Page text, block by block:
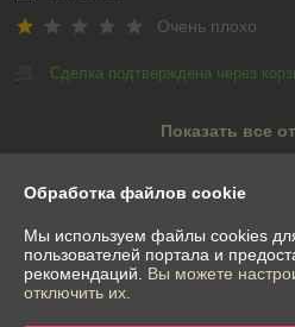
Очень плохо
Сделка подтверждена через
Показать все
Контакты
Обработка файлов cookie
Мы используем файлы cookies
пользователей портала и
рекомендаций. Вы можете
отключить их.